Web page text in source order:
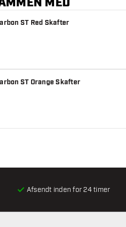
ST Red Skafter
ST Orange Skafter
Afsendt inden for 24 timer